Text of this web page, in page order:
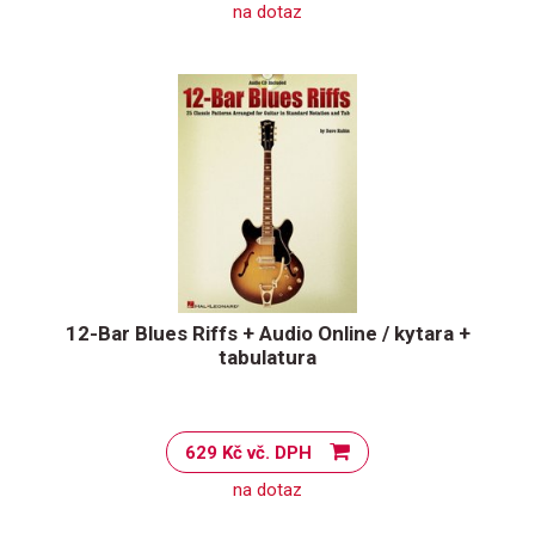
na dotaz
12-Bar Blues Riffs + Audio Online / kytara +
tabulatura
629 Kč vč. DPH
na dotaz